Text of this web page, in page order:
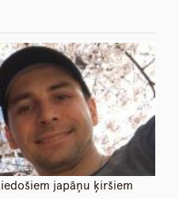
japāņu ķiršiem